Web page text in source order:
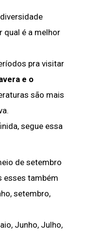
qual é a melhor
pra visitar
e o
são mais
segue essa
de setembro
esses também
setembro,
Junho, Julho,